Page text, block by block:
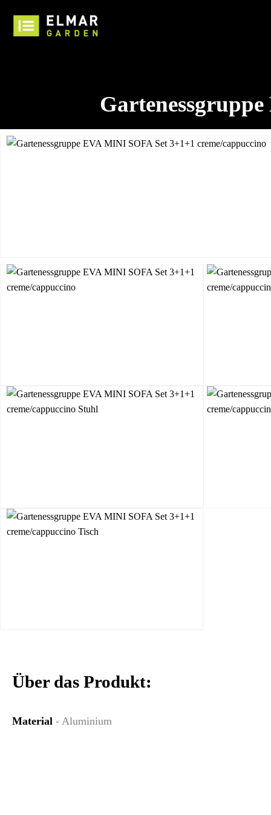
Über das Produkt:
Material - Aluminium